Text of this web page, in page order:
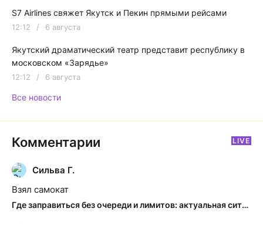
S7 Airlines свяжет Якутск и Пекин прямыми рейсами
12:12 / 6 августа
Якутский драматический театр представит республику в
московском «Зарядье»
12:12 / 6 августа
Все новости
Комментарии LIVE
С
Сильва Г.
Взял самокат
Где заправиться без очереди и лимитов: актуальная ситуация на АЗС Якутска